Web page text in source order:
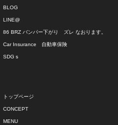
BLOG
LINE@
86 BRZ バンパー下がり ズレ なおります。
Car Insurance 自動車保険
SDGｓ
トップページ
CONCEPT
MENU